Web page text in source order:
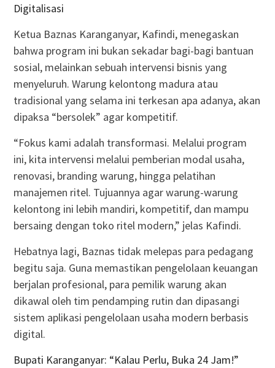
Digitalisasi
Ketua Baznas Karanganyar, Kafindi, menegaskan
bahwa program ini bukan sekadar bagi-bagi bantuan
sosial, melainkan sebuah intervensi bisnis yang
menyeluruh. Warung kelontong madura atau
tradisional yang selama ini terkesan apa adanya, akan
dipaksa “bersolek” agar kompetitif.
“Fokus kami adalah transformasi. Melalui program
ini, kita intervensi melalui pemberian modal usaha,
renovasi, branding warung, hingga pelatihan
manajemen ritel. Tujuannya agar warung-warung
kelontong ini lebih mandiri, kompetitif, dan mampu
bersaing dengan toko ritel modern,” jelas Kafindi.
Hebatnya lagi, Baznas tidak melepas para pedagang
begitu saja. Guna memastikan pengelolaan keuangan
berjalan profesional, para pemilik warung akan
dikawal oleh tim pendamping rutin dan dipasangi
sistem aplikasi pengelolaan usaha modern berbasis
digital.
Bupati Karanganyar: “Kalau Perlu, Buka 24 Jam!”